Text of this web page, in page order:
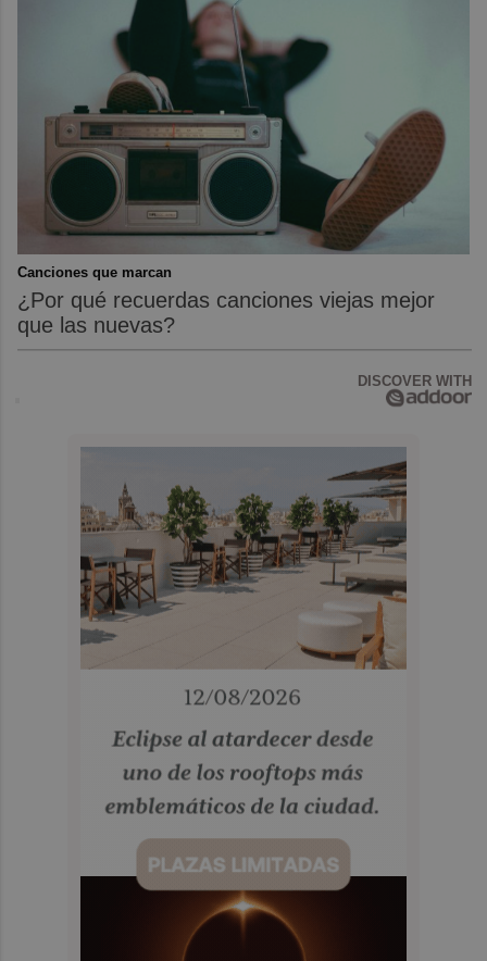
Canciones que marcan
¿Por qué recuerdas canciones viejas mejor
que las nuevas?
DISCOVER WITH